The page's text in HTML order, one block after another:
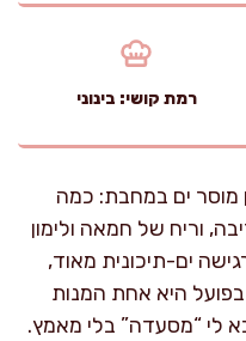
רמת קושי: בינוני
מוסר ים במחבת: כמה
וריח של חמאה ולימון
ים-תיכונית מאוד,
היא אחת המנות
לי “מסעדה” בלי מאמץ.